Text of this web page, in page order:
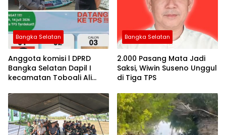
Bangka Selatan
Anggota komisi l DPRD
Bangka Selatan Dapil I
kecamatan Toboali Ali
Pilkades Desa Jeriji
Bangka Selatan
2.000 Pasang Mata Jadi
Saksi, Wiwin Suseno Unggul
di Tiga TPS